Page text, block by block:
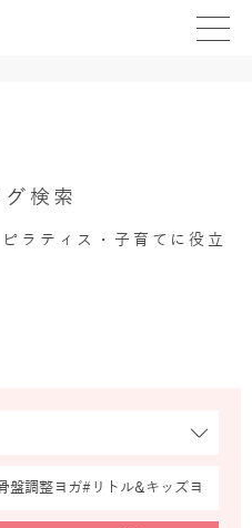
講座 ›
検索
ラティス・子育てに役立